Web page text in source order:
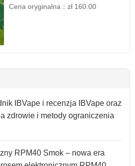
Cena oryginalna：zł 160.00
IBVape i recenzja IBVape oraz
zdrowie i metody ograniczenia
RPM40 Smok – nowa era